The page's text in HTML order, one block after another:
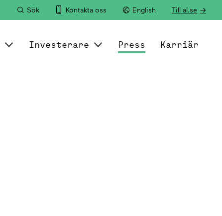
Sök Kontakta oss English Till al.se
Investerare Press Karriär